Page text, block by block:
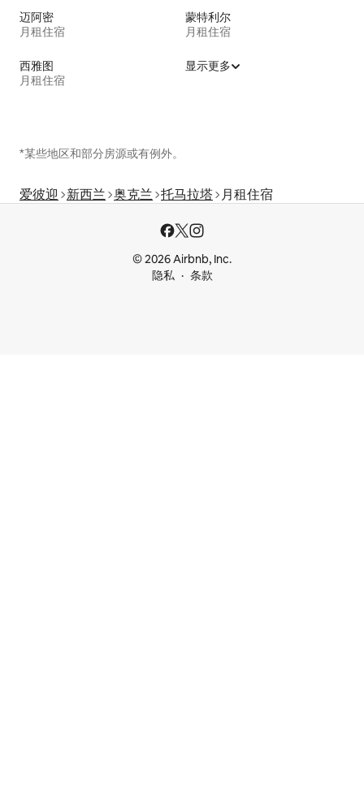
迈阿密
月租住宿
蒙特利尔
月租住宿
西雅图
月租住宿
显示更多
*某些地区和部分房源或有例外。
爱彼迎 新西兰 奥克兰 托马拉塔 月租住宿
© 2026 Airbnb, Inc.
隐私
条款